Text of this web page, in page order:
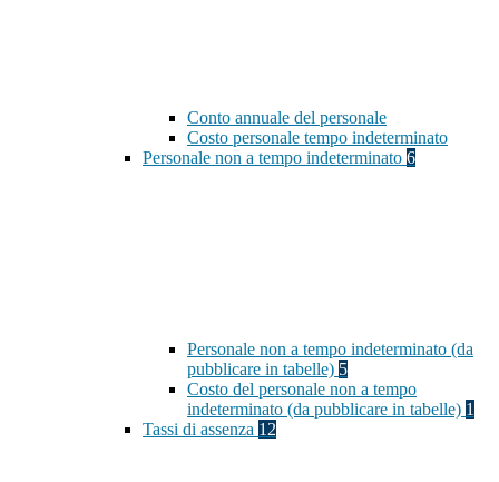
Conto annuale del personale
Costo personale tempo indeterminato
Personale non a tempo indeterminato 6
Personale non a tempo indeterminato (da
pubblicare in tabelle) 5
Costo del personale non a tempo
indeterminato (da pubblicare in tabelle) 1
Tassi di assenza 12